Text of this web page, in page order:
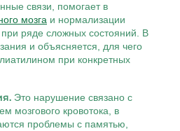
связи, помогает в
мозга и нормализации
при ряде сложных состояний. В
и объясняется, для чего
при конкретных
Это нарушение связано с
мозгового кровотока, в
проблемы с памятью,